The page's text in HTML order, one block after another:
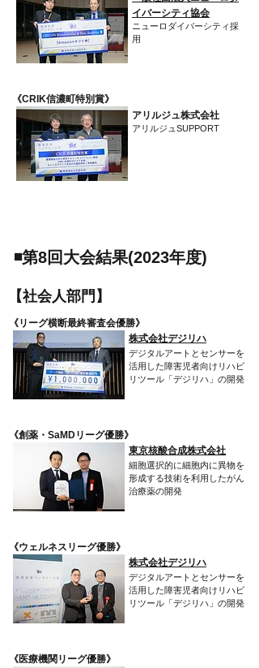
イバーシティ協会
ニューロダイバーシティ採
用
​《CRIK信濃町特別賞》
アリルジュ株式会社
アリルジュSUPPORT
​◾️第8回大会結果(2023年度)
​【社会人部門】
​《リーグ横断最終審査会優勝》
株式会社デジリハ
デジタルアートとセンサーを
活用した障害児者向けリハビ
リツール「デジリハ」の開発
​《創薬・SaMDリーグ優勝》
東京核酸合成株式会社
細胞選択的に細胞内に異物を
形成する技術を利用したがん
治療薬の開発
​《ウェルネスリーグ優勝》
株式会社デジリハ
デジタルアートとセンサーを
活用した障害児者向けリハビ
リツール「デジリハ」の開発
​《医療機関リーグ優勝》